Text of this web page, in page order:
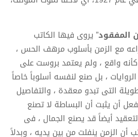
المفقود” يروى فيها الكاتب
مع الزمن بأسلوب مرهف الحس ،
واقع ، ولم يعتمد بروست على
، بل صنع لنفسه أسلوباً خاصاً
التى تبدو معقدة ، والتفاصيل
أن يثبت أن البساطة لا تصنع
أيضاً قد يصنع الجمال ، فى
أن الزمن ينفلت من بين يديه ، وبدلاً